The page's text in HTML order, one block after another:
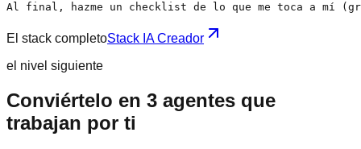
Al final, hazme un checklist de lo que me toca a mí
El stack completoStack IA Creador
el nivel siguiente
Conviértelo en 3 agentes que
trabajan por ti